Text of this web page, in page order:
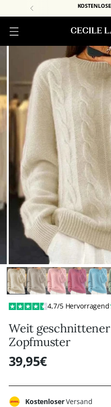
4,7/5 Hervorragend
Weit
Zopfmuster
Regulärer
39,95€
KostenloserVersand